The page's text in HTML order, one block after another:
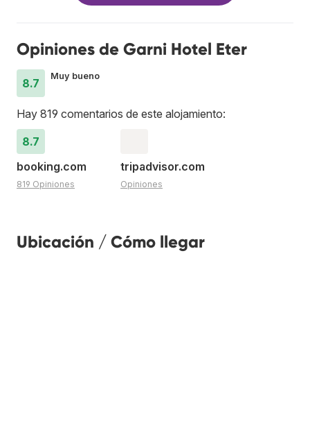
Opiniones de Garni Hotel Eter
8.7
Muy bueno
Hay 819 comentarios de este alojamiento:
8.7
booking.com
819 Opiniones
tripadvisor.com
Opiniones
Ubicación / Cómo llegar